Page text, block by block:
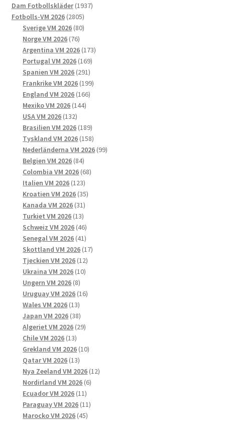
produkter
Dam Fotbollskläder 19371937
Fotbolls-VM 2026 28052805
produkter
Sverige VM 2026 8080
Norge VM 2026 7676
produkter
Argentina VM 2026 173173
Portugal VM 2026 169169
Spanien VM 2026 291291
produkter
Frankrike VM 2026 199199
England VM 2026 166166
Mexiko VM 2026 144144
USA VM 2026 132132
produkter
Brasilien VM 2026 189189
produkter
Tyskland VM 2026 158158
produkter
Nederländerna VM 2026 9999
Belgien VM 2026 8484
produkter
Colombia VM 2026 6868
Italien VM 2026 123123
produkter
Kroatien VM 2026 3535
Kanada VM 2026 3131
produkter
Turkiet VM 2026 1313
produkter
Schweiz VM 2026 4646
produkter
Senegal VM 2026 4141
produkter
Skottland VM 2026 1717
Tjeckien VM 2026 1212
Ukraina VM 2026 1010
Ungern VM 2026 88
produkter
Uruguay VM 2026 1616
Wales VM 2026 1313
produkter
Japan VM 2026 3838
produkter
Algeriet VM 2026 2929
Chile VM 2026 1313
produkter
Grekland VM 2026 1010
Qatar VM 2026 1313
produkter
Nya Zeeland VM 2026 1212
Nordirland VM 2026 66
Ecuador VM 2026 1111
produkter
Paraguay VM 2026 1111
Marocko VM 2026 4545